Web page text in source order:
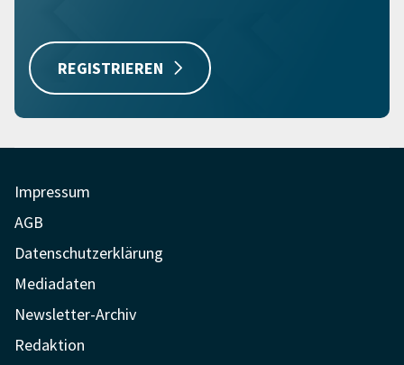
REGISTRIEREN
Impressum
AGB
Datenschutzerklärung
Mediadaten
Newsletter-Archiv
Redaktion